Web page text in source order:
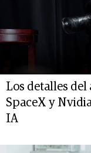
Los detalles
SpaceX y
IA